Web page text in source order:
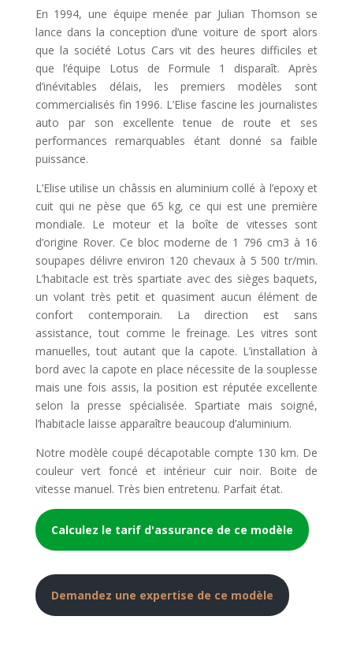
En 1994, une équipe menée par Julian Thomson se
lance dans la conception d’une voiture de sport alors
que la société Lotus Cars vit des heures difficiles et
que l’équipe Lotus de Formule 1 disparaît. Après
d’inévitables délais, les premiers modèles sont
commercialisés fin 1996. L’Elise fascine les journalistes
auto par son excellente tenue de route et ses
performances remarquables étant donné sa faible
puissance.
L’Elise utilise un châssis en aluminium collé à l’epoxy et
cuit qui ne pèse que 65 kg, ce qui est une première
mondiale. Le moteur et la boîte de vitesses sont
d’origine Rover. Ce bloc moderne de 1 796 cm3 à 16
soupapes délivre environ 120 chevaux à 5 500 tr/min.
L’habitacle est très spartiate avec des sièges baquets,
un volant très petit et quasiment aucun élément de
confort contemporain. La direction est sans
assistance, tout comme le freinage. Les vitres sont
manuelles, tout autant que la capote. L’installation à
bord avec la capote en place nécessite de la souplesse
mais une fois assis, la position est réputée excellente
selon la presse spécialisée. Spartiate mais soigné,
l’habitacle laisse apparaître beaucoup d’aluminium.
Notre modèle coupé décapotable compte 130 km. De
couleur vert foncé et intérieur cuir noir. Boite de
vitesse manuel. Très bien entretenu. Parfait état.
Calculez le tarif d'assurance de ce modèle
Demandez une expertise de ce modèle